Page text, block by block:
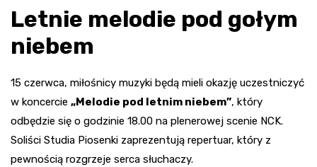
Letnie melodie pod gołym
niebem
15 czerwca, miłośnicy muzyki będą mieli okazję uczestniczyć
w koncercie „Melodie pod letnim niebem”, który
odbędzie się o godzinie 18.00 na plenerowej scenie NCK.
Soliści Studia Piosenki zaprezentują repertuar, który z
pewnością rozgrzeje serca słuchaczy.